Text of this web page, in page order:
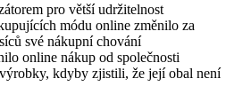
pro větší udržitelnost
módu online změnilo za
své nákupní chování
online nákup od společnosti
kdyby zjistili, že její obal není